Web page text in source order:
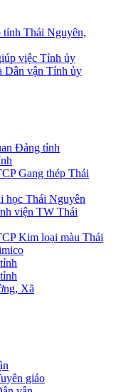
tỉnh Thái Nguyên,
việc Tỉnh ủy
Dân vận Tỉnh ủy
Đảng tỉnh
Gang thép Thái
học Thái Nguyên
viện TW Thái
Kim loại màu Thái
Xã
giáo